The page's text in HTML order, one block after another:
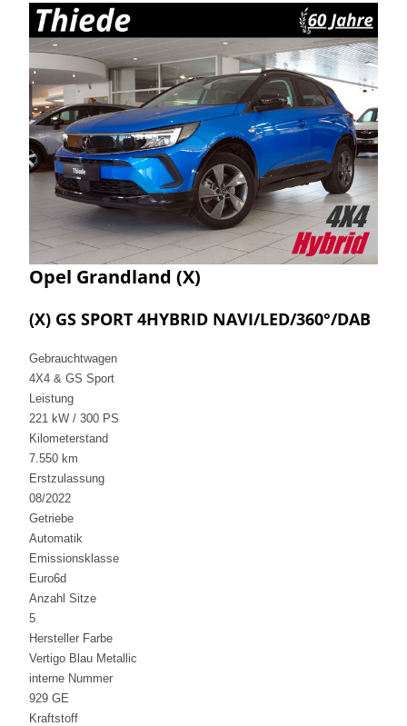
Opel Grandland (X)
(X) GS SPORT 4HYBRID NAVI/LED/360°/DAB
Gebrauchtwagen
4X4 & GS Sport
Leistung
221 kW / 300 PS
Kilometerstand
7.550 km
Erstzulassung
08/2022
Getriebe
Automatik
Emissionsklasse
Euro6d
Anzahl Sitze
5
Hersteller Farbe
Vertigo Blau Metallic
interne Nummer
929 GE
Kraftstoff